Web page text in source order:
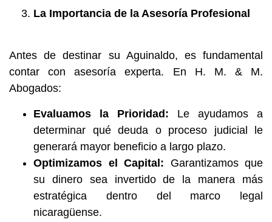
La Importancia de la Asesoría Profesional
Antes de destinar su Aguinaldo, es fundamental
contar con asesoría experta. En H. M. & M.
Abogados:
Evaluamos la Prioridad: Le ayudamos a
determinar qué deuda o proceso judicial le
generará mayor beneficio a largo plazo.
Optimizamos el Capital: Garantizamos que
su dinero sea invertido de la manera más
estratégica dentro del marco legal
nicaragüense.